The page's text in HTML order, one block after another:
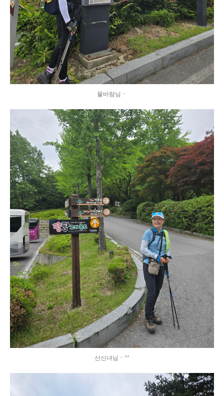
물바람님ᆢ
산신녀님ᆢ^^